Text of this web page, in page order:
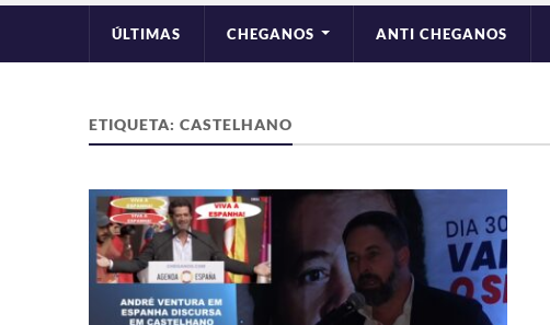
ÚLTIMAS CHEGANOS ANTI CHEGANOS
ETIQUETA: CASTELHANO